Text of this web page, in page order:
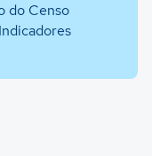
do Censo